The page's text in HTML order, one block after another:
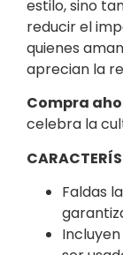
estilo, sino
reducir el
quienes
aprecian la
Compra
celebra la
Faldas